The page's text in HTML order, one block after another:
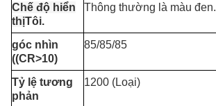
Chế độ hiển
thịTôi.
Thông thường là màu đen.
góc nhìn
((CR>10)
85/85/85
Tỷ lệ tương
phản
1200 (Loại)